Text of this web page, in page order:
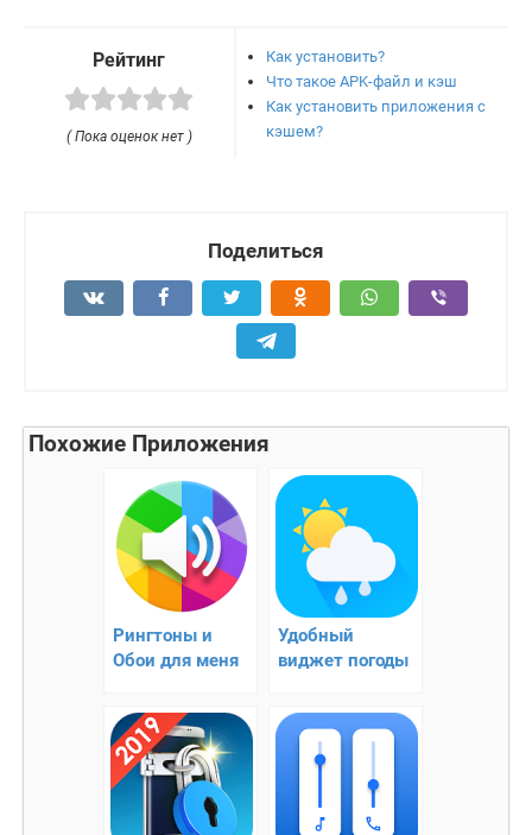
Рейтинг
( Пока оценок нет )
Как установить?
Что такое APK-файл и кэш
Как установить приложения с
кэшем?
Поделиться
Похожие Приложения
Рингтоны и
Обои для меня
Удобный
виджет погоды